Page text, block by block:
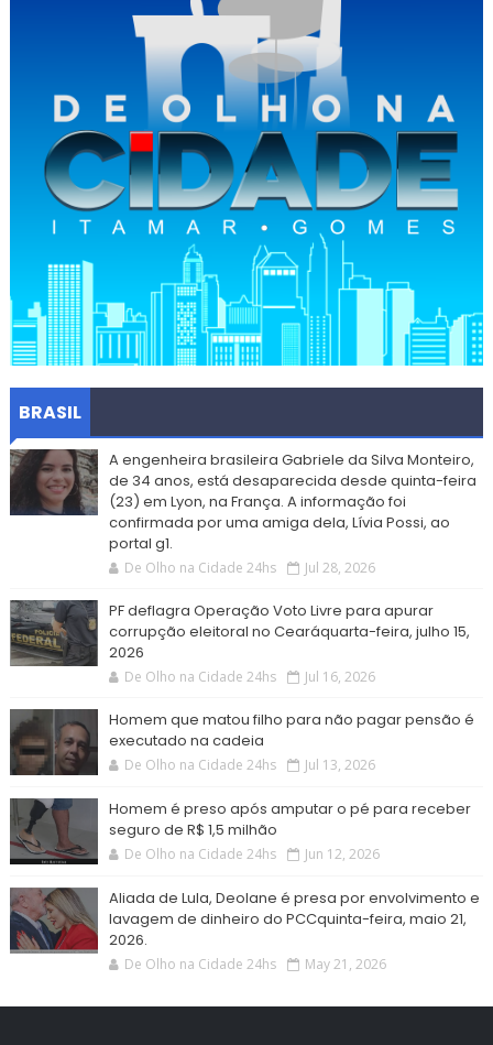
BRASIL
A engenheira brasileira Gabriele da Silva Monteiro,
de 34 anos, está desaparecida desde quinta-feira
(23) em Lyon, na França. A informação foi
confirmada por uma amiga dela, Lívia Possi, ao
portal g1.
De Olho na Cidade 24hs Jul 28, 2026
PF deflagra Operação Voto Livre para apurar
corrupção eleitoral no Cearáquarta-feira, julho 15,
2026
De Olho na Cidade 24hs Jul 16, 2026
Homem que matou filho para não pagar pensão é
executado na cadeia
De Olho na Cidade 24hs Jul 13, 2026
Homem é preso após amputar o pé para receber
seguro de R$ 1,5 milhão
De Olho na Cidade 24hs Jun 12, 2026
Aliada de Lula, Deolane é presa por envolvimento e
lavagem de dinheiro do PCCquinta-feira, maio 21,
2026.
De Olho na Cidade 24hs May 21, 2026